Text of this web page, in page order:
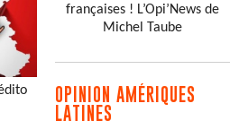
françaises ! L’Opi’News de
Michel Taube
OPINION AMÉRIQUES
LATINES